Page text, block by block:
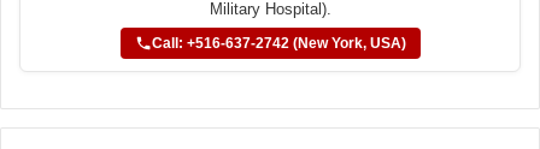
Military Hospital).
Call: +516-637-2742 (New York, USA)